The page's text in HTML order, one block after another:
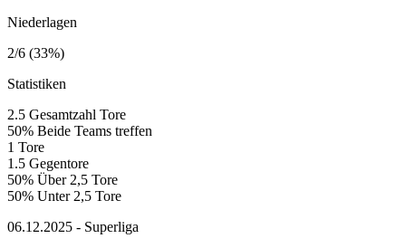
Niederlagen
2/6 (33%)
Statistiken
2.5 Gesamtzahl Tore
50% Beide Teams treffen
1 Tore
1.5 Gegentore
50% Über 2,5 Tore
50% Unter 2,5 Tore
06.12.2025 - Superliga